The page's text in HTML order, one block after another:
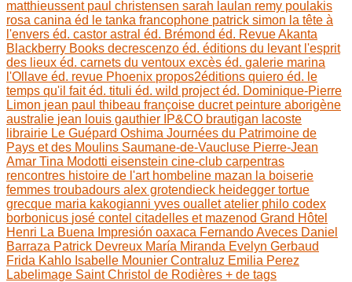
matthieussent paul christensen sarah laulan remy poulakis
rosa canina éd le tanka francophone patrick simon la tête à
l'envers éd. castor astral éd. Brémond éd. Revue Akanta
Blackberry Books decrescenzo éd. éditions du levant l'esprit
des lieux éd. carnets du ventoux excès éd. galerie marina
l'Ollave éd. revue Phoenix propos2éditions quiero éd. le
temps qu'il fait éd. tituli éd. wild project éd. Dominique-Pierre
Limon jean paul thibeau françoise ducret peinture aborigène
australie jean louis gauthier IP&CO brautigan lacoste
librairie Le Guépard Oshima Journées du Patrimoine de
Pays et des Moulins Saumane-de-Vaucluse Pierre-Jean
Amar Tina Modotti eisenstein cine-club carpentras
rencontres histoire de l'art hombeline mazan la boiserie
femmes troubadours alex grotendieck heidegger tortue
grecque maria kakogianni yves oualletatelier philo codex
borbonicus josé contel citadelles et mazenod Grand Hôtel
Henri La Buena Impresión oaxaca Fernando Aveces Daniel
Barraza Patrick Devreux María Miranda Evelyn Gerbaud
Frida Kahlo Isabelle Mounier Contraluz Emilia Perez
Labelimage Saint Christol de Rodières + de tags